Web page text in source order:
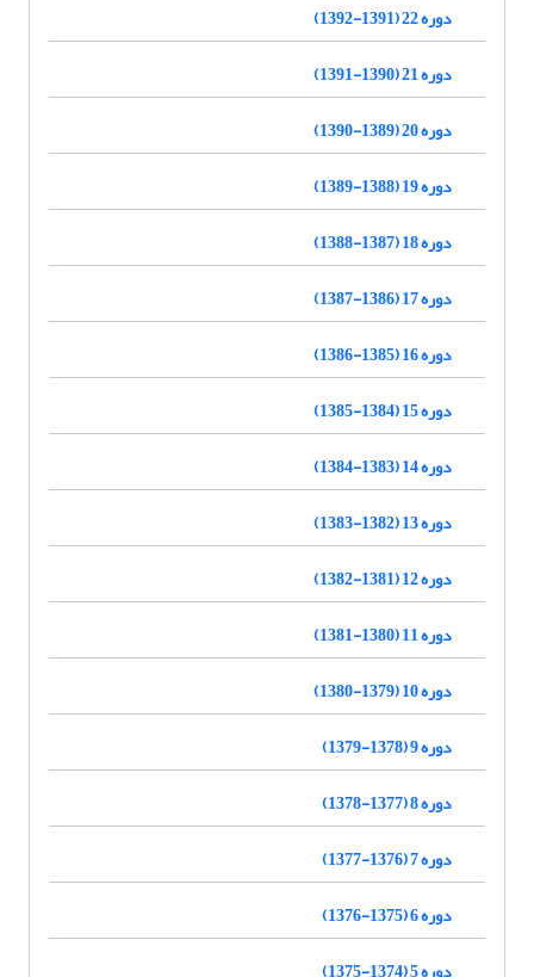
دوره 22 (1391-1392)
دوره 21 (1390-1391)
دوره 20 (1389-1390)
دوره 19 (1388-1389)
دوره 18 (1387-1388)
دوره 17 (1386-1387)
دوره 16 (1385-1386)
دوره 15 (1384-1385)
دوره 14 (1383-1384)
دوره 13 (1382-1383)
دوره 12 (1381-1382)
دوره 11 (1380-1381)
دوره 10 (1379-1380)
دوره 9 (1378-1379)
دوره 8 (1377-1378)
دوره 7 (1376-1377)
دوره 6 (1375-1376)